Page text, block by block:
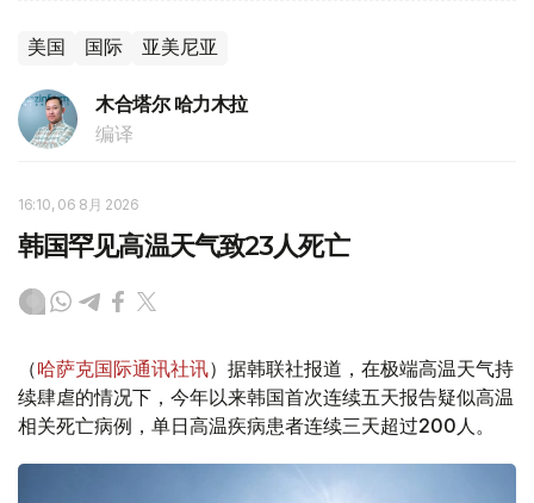
美国 国际 亚美尼亚
木合塔尔 哈力木拉
编译
16:10, 06 8月 2026
韩国罕见高温天气致23人死亡
（哈萨克国际通讯社讯）据韩联社报道，在极端高温天气持
续肆虐的情况下，今年以来韩国首次连续五天报告疑似高温
相关死亡病例，单日高温疾病患者连续三天超过200人。